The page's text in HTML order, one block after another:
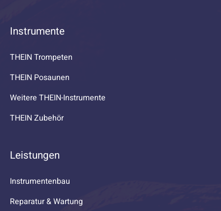
Instrumente
THEIN Trompeten
THEIN Posaunen
Weitere THEIN-Instrumente
THEIN Zubehör
Leistungen
Instrumentenbau
Reparatur & Wartung